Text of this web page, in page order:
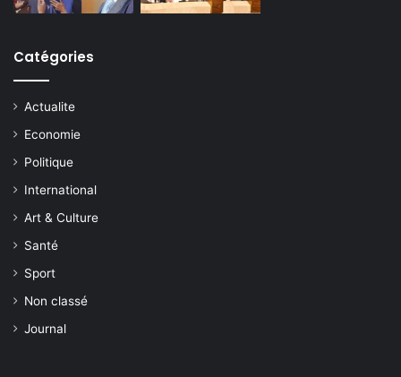
Catégories
Actualite
Economie
Politique
International
Art & Culture
Santé
Sport
Non classé
Journal